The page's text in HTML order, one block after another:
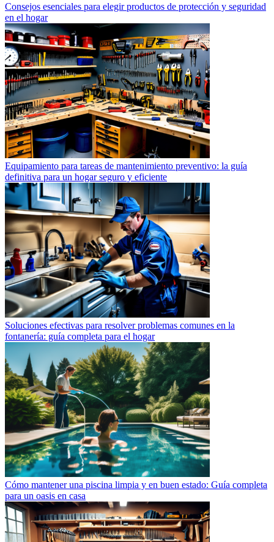
Consejos esenciales para elegir productos de protección y seguridad
en el hogar
Equipamiento para tareas de mantenimiento preventivo: la guía
definitiva para un hogar seguro y eficiente
Soluciones efectivas para resolver problemas comunes en la
fontanería: guía completa para el hogar
Cómo mantener una piscina limpia y en buen estado: Guía completa
para un oasis en casa